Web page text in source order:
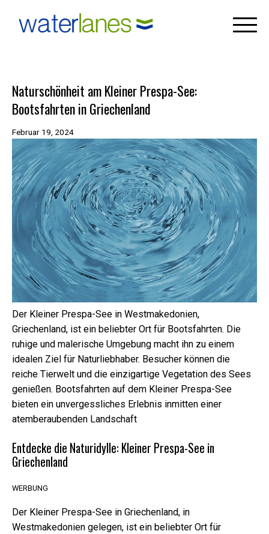
Naturschönheit am Kleiner Prespa-See:
Bootsfahrten in Griechenland
Februar 19, 2024
Der Kleiner Prespa-See in Westmakedonien,
Griechenland, ist ein beliebter Ort für Bootsfahrten. Die
ruhige und malerische Umgebung macht ihn zu einem
idealen Ziel für Naturliebhaber. Besucher können die
reiche Tierwelt und die einzigartige Vegetation des Sees
genießen. Bootsfahrten auf dem Kleiner Prespa-See
bieten ein unvergessliches Erlebnis inmitten einer
atemberaubenden Landschaft
Entdecke die Naturidylle: Kleiner Prespa-See in
Griechenland
WERBUNG
Der Kleiner Prespa-See in Griechenland, in
Westmakedonien gelegen, ist ein beliebter Ort für
×
Diese Cookies
sind nicht